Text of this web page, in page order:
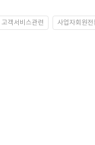
고객서비스관련 사업자회원전